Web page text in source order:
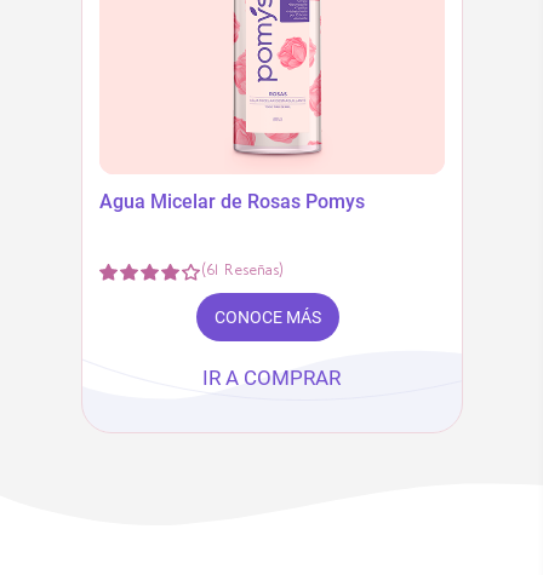
Agua Micelar de Rosas Pomys
(61 Reseñas)
CONOCE MÁS
IR A COMPRAR